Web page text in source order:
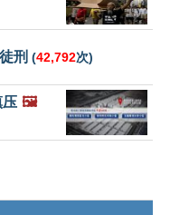
刑 (42,792次)
压 🖼️